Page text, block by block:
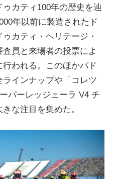
カティ100年の歴史を辿
年以前に製造されたド
カティ・ヘリテージ・
員と来場者の投票によ
われる。このほかパド
インナップや「コレツ
パーレッジェーラ V4 チ
な注目を集めた。